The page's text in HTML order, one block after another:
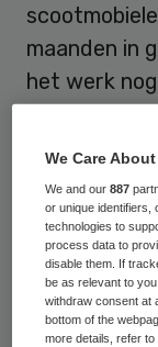
maanden in
het werk
Het
door de
Slotboom
curatoren.
100
We Care
We and our887
or unique identifiers,
technologies to
process data to
disable them. If
be as relevant to
withdraw consent at
bottom of the
more details, refer to